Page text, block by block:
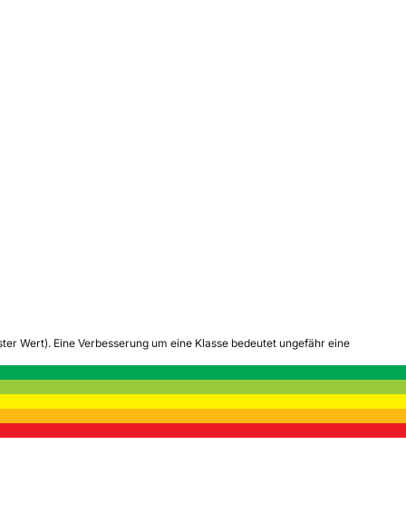
Wert). Eine Verbesserung um eine Klasse bedeutet ungefähr eine